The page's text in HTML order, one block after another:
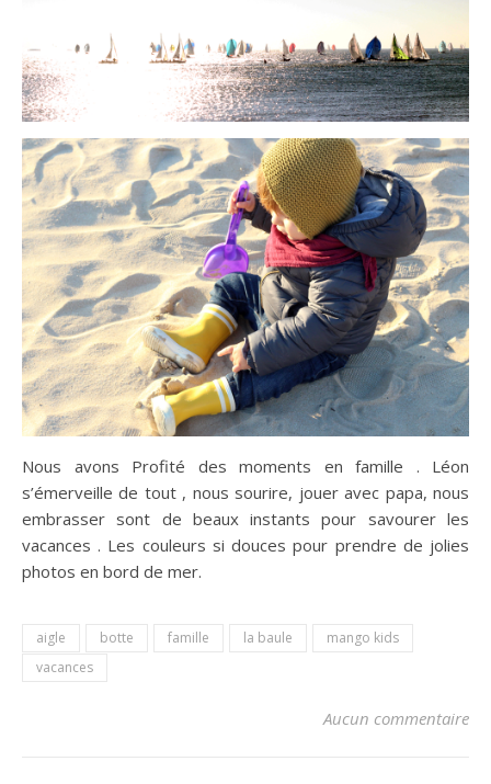
Nous avons Profité des moments en famille . Léon
s’émerveille de tout , nous sourire, jouer avec papa, nous
embrasser sont de beaux instants pour savourer les
vacances . Les couleurs si douces pour prendre de jolies
photos en bord de mer.
aigle botte famille la baule
mango kids
vacances
Aucun commentaire